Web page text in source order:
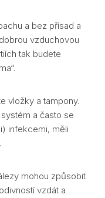
a bez přísad a
vzduchovou
tak budete
vložky a tampony.
a často se
infekcemi, měli
mohou způsobit
vzdát a